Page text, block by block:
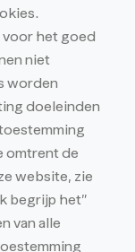
het goed
niet
worden
doeleinden
omtrent de
website, zie
begrijp het”
van alle